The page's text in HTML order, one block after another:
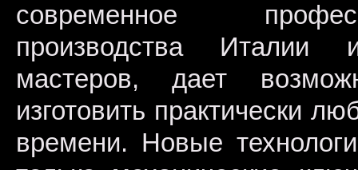
современное
производства Италии
мастеров, дает
изготовить практически
времени. Новые